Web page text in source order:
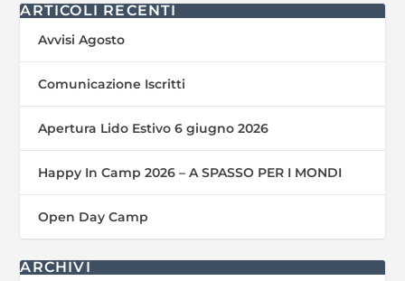
ARTICOLI RECENTI
Avvisi Agosto
Comunicazione Iscritti
Apertura Lido Estivo 6 giugno 2026
Happy In Camp 2026 – A SPASSO PER I MONDI
Open Day Camp
ARCHIVI